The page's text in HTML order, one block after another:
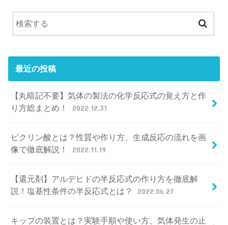
最近の投稿
【丸暗記不要】気体の製法の化学反応式の覚え方と作
り方総まとめ！
2022.12.31
ピクリン酸とは？性質や作り方、生成反応の流れを画
像で徹底解説！
2022.11.19
【還元剤】アルデヒドの半反応式の作り方を徹底解
説！塩基性条件の半反応式とは？
2022.06.27
キップの装置とは？実験手順や使い方、気体発生の止